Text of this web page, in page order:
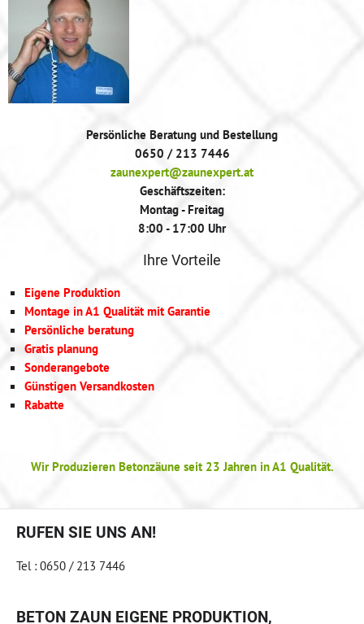
Persönliche Beratung und Bestellung
0650 / 213 7446
zaunexpert@zaunexpert.at
Geschäftszeiten:
Montag - Freitag
8:00 - 17:00 Uhr
Ihre Vorteile
Eigene Produktion
Montage in A1 Qualität mit Garantie
Persönliche beratung
Gratis planung
Sonderangebote
Günstigen Versandkosten
Rabatte
Wir Produzieren Betonzäune seit 23 Jahren in A1 Qualität.
RUFEN SIE UNS AN!
Tel : 0650 / 213 7446
BETON ZAUN EIGENE PRODUKTION,